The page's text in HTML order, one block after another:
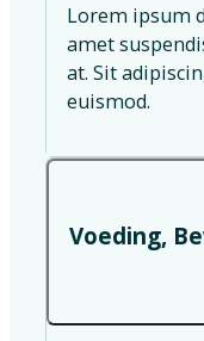
Lorem ipsum
amet
at. Sit
euismod.
Voeding,